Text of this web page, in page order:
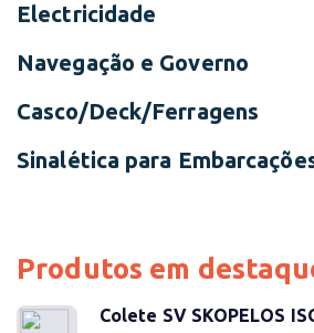
Electricidade
Navegação e Governo
Casco/Deck/Ferragens
Sinalética para
Produtos em
Colete SV SKOPELOS